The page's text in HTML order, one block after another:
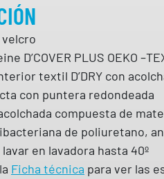
D’COVER PLUS OEKO
textil D’DRY con
con puntera redondeada
compuesta de
de poliuretano,
en lavadora hasta 40º
Ficha técnica para ver las